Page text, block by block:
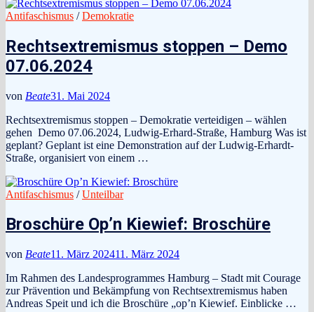
Antifaschismus /Demokratie
Rechtsextremismus stoppen – Demo
07.06.2024
von Beate31. Mai 2024
Rechtsextremismus stoppen – Demokratie verteidigen – wählen
gehen Demo 07.06.2024, Ludwig-Erhard-Straße, Hamburg Was ist
geplant? Geplant ist eine Demonstration auf der Ludwig-Erhardt-
Straße, organisiert von einem …
Antifaschismus /Unteilbar
Broschüre Op’n Kiewief: Broschüre
von Beate11. März 202411. März 2024
Im Rahmen des Landesprogrammes Hamburg – Stadt mit Courage
zur Prävention und Bekämpfung von Rechtsextremismus haben
Andreas Speit und ich die Broschüre „op’n Kiewief. Einblicke …